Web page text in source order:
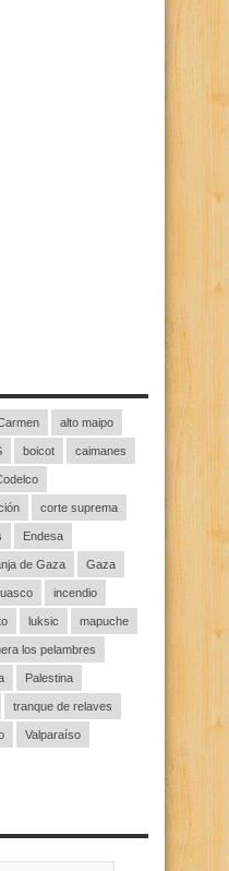
alto maipo
boicot caimanes
corte suprema
Endesa
de Gaza Gaza
incendio
luksic mapuche
los pelambres
Palestina
tranque de relaves
Valparaíso